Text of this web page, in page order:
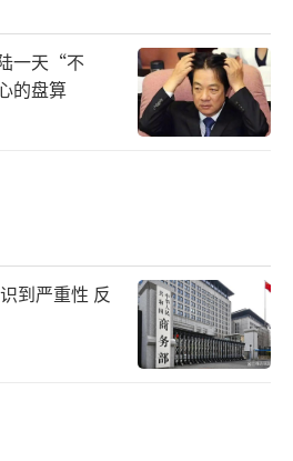
一天“不
的盘算
到严重性 反